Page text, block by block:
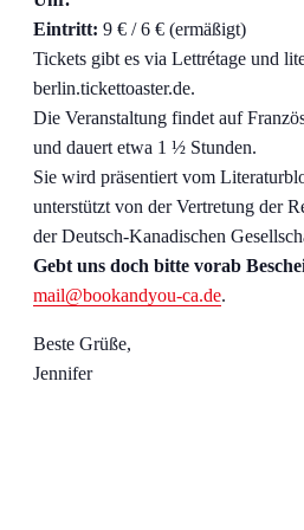
Eintritt: 9 € / 6 € (ermäßigt)
Tickets gibt es via Lettrétage und
berlin.tickettoaster.de.
Die Veranstaltung findet auf
und dauert etwa 1 ½ Stunden.
Sie wird präsentiert vom
unterstützt von der Vertretung der
der Deutsch-Kanadischen
Gebt uns doch bitte vorab
mail@bookandyou-ca.de.
Beste Grüße,
Jennifer